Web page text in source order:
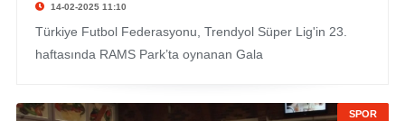
14-02-2025 11:10
Türkiye Futbol Federasyonu, Trendyol Süper Lig'in 23.
haftasında RAMS Park’ta oynanan Gala
SPOR